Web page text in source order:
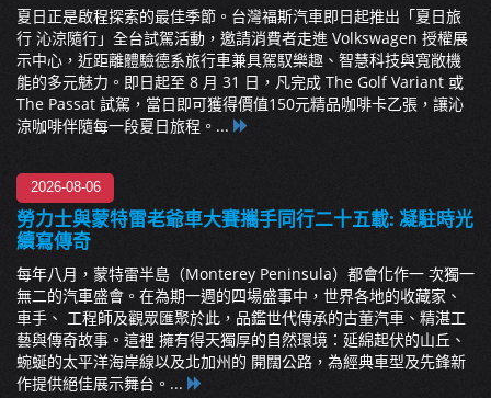
夏日正是啟程探索的最佳季節。台灣福斯汽車即日起推出「夏日旅
行 沁涼隨行」全台試駕活動，邀請消費者走進 Volkswagen 授權展
示中心，近距離體驗德系旅行車兼具駕馭樂趣、智慧科技與寬敞機
能的多元魅力。即日起至 8 月 31 日，凡完成 The Golf Variant 或
The Passat 試駕，當日即可獲得價值150元精品咖啡卡乙張，讓沁
涼咖啡伴隨每一段夏日旅程。...
2026-08-06
勞力士與蒙特雷老爺車大賽攜手同行二十五載: 凝駐時光
續寫傳奇
每年八月，蒙特雷半島（Monterey Peninsula）都會化作一 次獨一
無二的汽車盛會。在為期一週的四場盛事中，世界各地的收藏家、
車手、 工程師及觀眾匯聚於此，品鑑世代傳承的古董汽車、精湛工
藝與傳奇故事。這裡 擁有得天獨厚的自然環境：延綿起伏的山丘、
蜿蜒的太平洋海岸線以及北加州的 開闊公路，為經典車型及先鋒新
作提供絕佳展示舞台。...